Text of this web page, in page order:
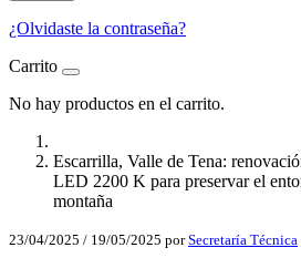
¿Olvidaste la contraseña?
Carrito
No hay productos en el carrito.
Escarrilla, Valle de Tena:
LED 2200 K para preservar el
montaña
23/04/2025 / 19/05/2025 porSecretaría Técnica